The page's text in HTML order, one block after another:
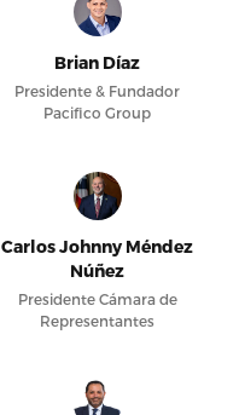
Brian Díaz
Presidente & Fundador
Pacifico Group
Carlos Johnny Méndez
Núñez
Presidente Cámara de
Representantes